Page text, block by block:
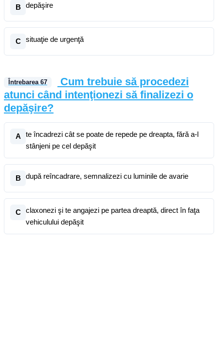
B depăşire
C situaţie de urgenţă
Întrebarea 67
Cum trebuie să procedezi
atunci când intenţionezi să finalizezi o
depăşire?
A
te încadrezi cât se poate de repede pe dreapta, fără a-l
stânjeni pe cel depăşit
B după reîncadrare, semnalizezi cu luminile de avarie
C
claxonezi şi te angajezi pe partea dreaptă, direct în faţa
vehiculului depăşit